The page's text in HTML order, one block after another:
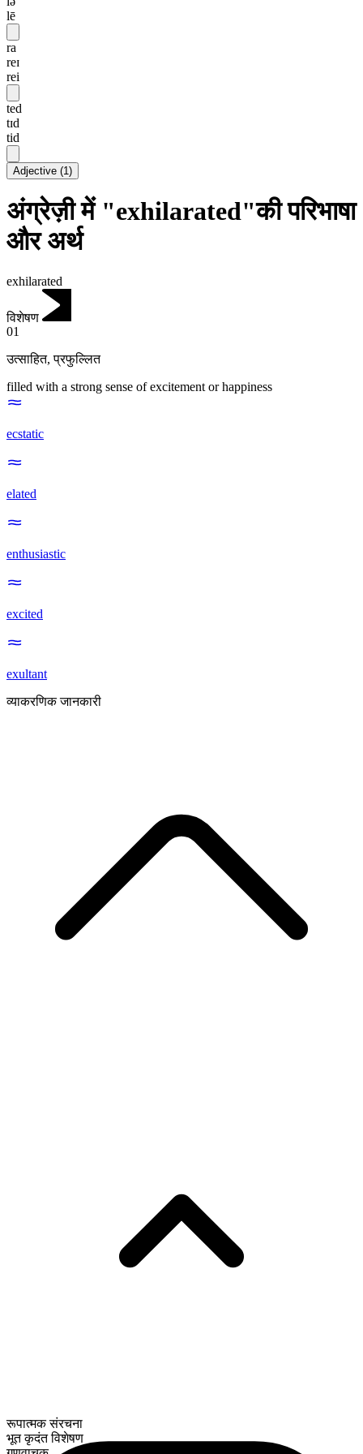
lē
ra
reɪ
rei
ted
tɪd
tid
Adjective (1)
अंग्रेज़ी में "exhilarated"की परिभाषा
और अर्थ
exhilarated
विशेषण
01
उत्साहित,प्रफुल्लित
filled with a strong sense of excitement or happiness
ecstatic
elated
enthusiastic
excited
exultant
व्याकरणिक जानकारी
रूपात्मक संरचना
भूत कृदंत विशेषण